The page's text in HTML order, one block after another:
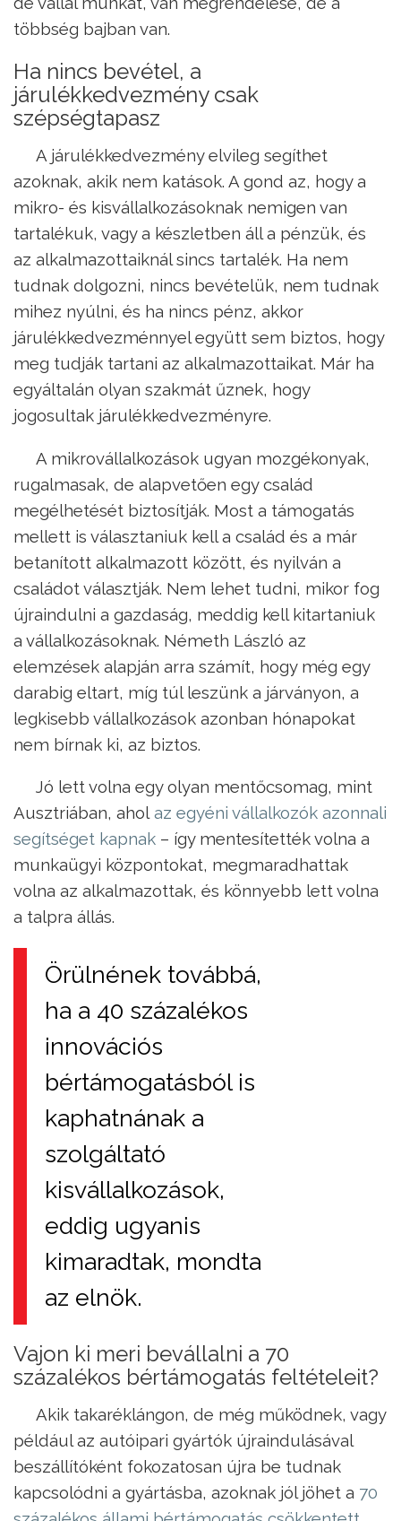
többség bajban van.
Ha nincs bevétel, a
járulékkedvezmény csak
szépségtapasz
A járulékkedvezmény elvileg segíthet
azoknak, akik nem katások. A gond az, hogy a
mikro- és kisvállalkozásoknak nemigen van
tartalékuk, vagy a készletben áll a pénzük, és
az alkalmazottaiknál sincs tartalék. Ha nem
tudnak dolgozni, nincs bevételük, nem tudnak
mihez nyúlni, és ha nincs pénz, akkor
járulékkedvezménnyel együtt sem biztos, hogy
meg tudják tartani az alkalmazottaikat. Már ha
egyáltalán olyan szakmát űznek, hogy
jogosultak járulékkedvezményre.
A mikrovállalkozások ugyan mozgékonyak,
rugalmasak, de alapvetően egy család
megélhetését biztosítják. Most a támogatás
mellett is választaniuk kell a család és a már
betanított alkalmazott között, és nyilván a
családot választják. Nem lehet tudni, mikor fog
újraindulni a gazdaság, meddig kell kitartaniuk
a vállalkozásoknak. Németh László az
elemzések alapján arra számít, hogy még egy
darabig eltart, míg túl leszünk a járványon, a
legkisebb vállalkozások azonban hónapokat
nem bírnak ki, az biztos.
Jó lett volna egy olyan mentőcsomag, mint
Ausztriában, ahol az egyéni vállalkozók azonnali
segítséget kapnak – így mentesítették volna a
munkaügyi központokat, megmaradhattak
volna az alkalmazottak, és könnyebb lett volna
a talpra állás.
Örülnének továbbá,
ha a 40 százalékos
innovációs
bértámogatásból is
kaphatnának a
szolgáltató
kisvállalkozások,
eddig ugyanis
kimaradtak, mondta
az elnök.
Vajon ki meri bevállalni a 70
százalékos bértámogatás feltételeit?
Akik takaréklángon, de még működnek, vagy
például az autóipari gyártók újraindulásával
beszállítóként fokozatosan újra be tudnak
kapcsolódni a gyártásba, azoknak jól jöhet a 70